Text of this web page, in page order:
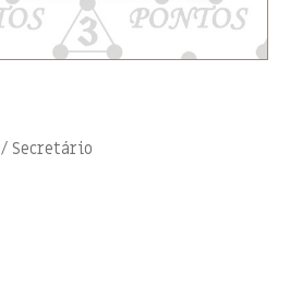
/ Secretário